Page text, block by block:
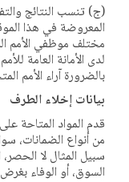
(ج) تنسب النتائج
المعروضة في هذا
مختلف موظفي الأمم
لدى الأمانة العامة
بالضرورة آراء الأمم
بيانات إخلاء الطرف
قدم المواد المتاحة
من أنواع الضمانات،
سبيل المثال لا
السوق، أو الوفاء